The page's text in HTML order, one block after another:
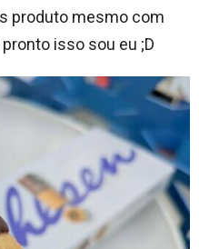
produto mesmo com
isso sou eu ;D